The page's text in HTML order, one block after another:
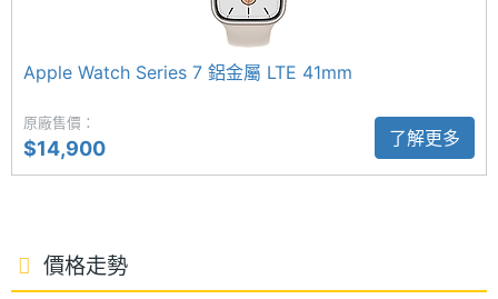
心率偵測，可以記錄睡眠、血氧等生理數據紀錄，提
供「心電圖」健康功能，讓你隨時掌握自己的心律狀
況；並新增體溫感測功能，可幫助女性收到排卵日回
推估計資訊，當經期紀錄與預測結果出現異常時，還
會發出通知；在續航方面，擁有 18 小時續航力表現。
Apple Watch Series 8 鋁金屬 LTE 41mm 新增車禍偵
通訊與網路
4G FDD
LTE
1700(B4), 1700(B66), 1800(B3), 1900(B2),
1900(B25), 2100(B1), 2600(B7),
700(B28), 800(B18), 800(B19), 800(B20),
4G
TDD
1900(B39), 2300(B40), 2500(B41)
Apple Watch Series 7 鋁金屬 LTE 41mm
原廠售價：
$14,900 了解更多
價格走勢